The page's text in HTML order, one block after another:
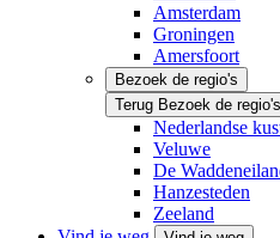
Amsterdam
Groningen
Amersfoort
Bezoek de regio's
Terug Bezoek de regio's
Nederlandse
Veluwe
De
Hanzesteden
Zeeland